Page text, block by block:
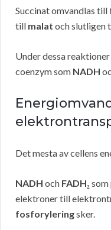
Succinat omvandlas till
till malat och slutligen
Under dessa
coenzym som NADH
Det mesta av cellens
NADH och FADH₂
elektroner till
fosforyleringsker.